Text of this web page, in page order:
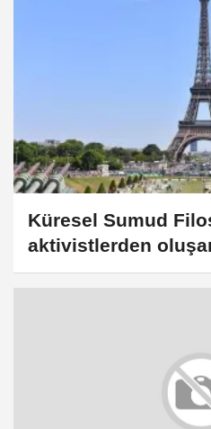
Küresel Sumud
aktivistlerden
Paris'e vardı